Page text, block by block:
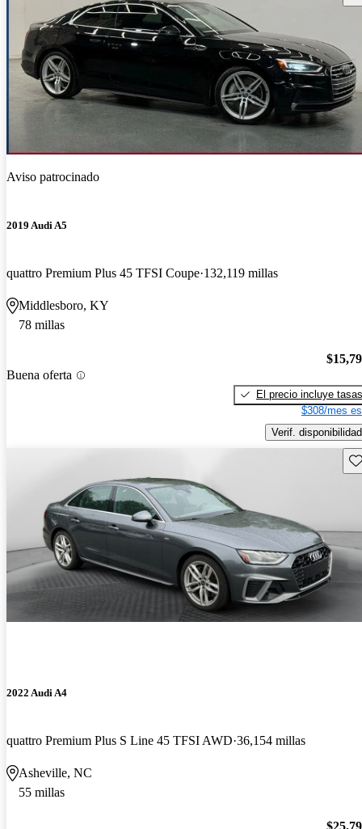
Aviso patrocinado
2019 Audi A5
quattro Premium Plus 45 TFSI Coupe 132,119 millas
Middlesboro, KY
78 millas
Buena oferta
El precio incluye tasas
$308/mes
Verif. disponibilidad
2022 Audi A4
quattro Premium Plus S Line 45 TFSI AWD 36,154 millas
Asheville, NC
55 millas